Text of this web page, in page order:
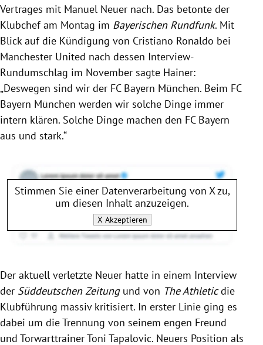
Untermenü
Vertrages mit Manuel Neuer nach. Das betonte der
Klubchef am Montag im Bayerischen Rundfunk. Mit
Blick auf die Kündigung von Cristiano Ronaldo bei
Manchester United nach dessen Interview-
Rundumschlag im November sagte Hainer:
„Deswegen sind wir der FC Bayern München. Beim FC
Bayern München werden wir solche Dinge immer
intern klären. Solche Dinge machen den FC Bayern
aus und stark.“
Stimmen Sie einer Datenverarbeitung von Xzu,
um diesen Inhalt anzuzeigen.
X Akzeptieren
Der aktuell verletzte Neuer hatte in einem Interview
der Süddeutschen Zeitungund von The Athleticdie
Klubführung massiv kritisiert. In erster Linie ging es
dabei um die Trennung von seinem engen Freund
und Torwarttrainer Toni Tapalovic. Neuers Position als